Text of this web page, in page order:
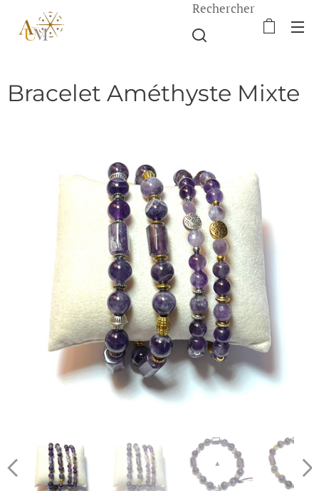
Rechercher
Bracelet Améthyste Mixte